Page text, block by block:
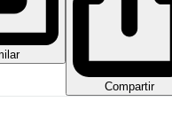
Compartir